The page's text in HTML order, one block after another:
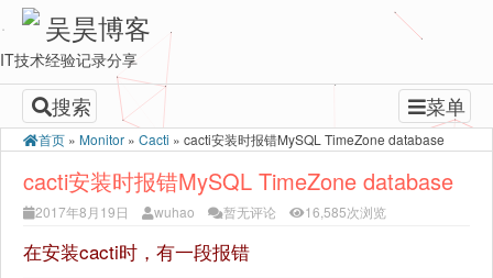
吴昊博客
IT技术经验记录分享
搜索 菜单
首页 » Monitor » Cacti » cacti安装时报错MySQL TimeZone database
cacti安装时报错MySQL TimeZone database
2017年8月19日 wuhao 暂无评论 16,585次浏览
在安装cacti时，有一段报错